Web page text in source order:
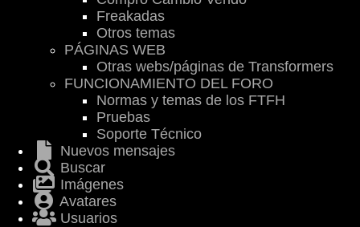
Freakadas
Otros temas
PÁGINAS WEB
Otras webs/páginas de Transformers
FUNCIONAMIENTO DEL FORO
Normas y temas de los FTFH
Pruebas
Soporte Técnico
Nuevos mensajes
Buscar
Imágenes
Avatares
Usuarios